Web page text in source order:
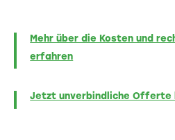
Mehr über die Kosten und
erfahren
Jetzt unverbindliche Offerte